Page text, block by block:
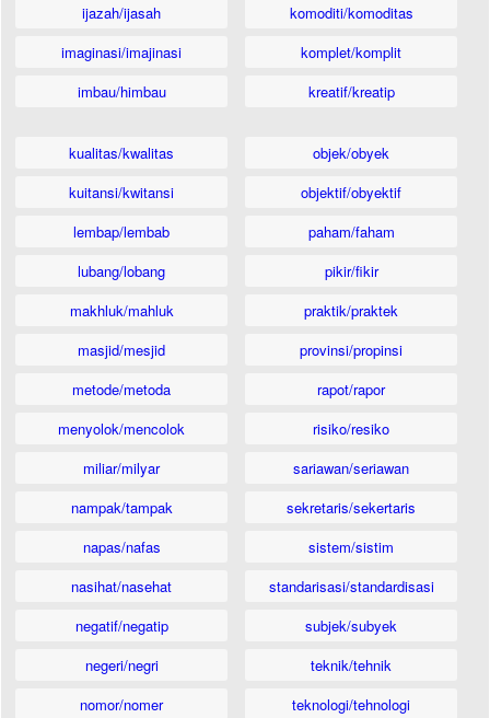
ijazah/ijasah
imaginasi/imajinasi
imbau/himbau
komoditi/komoditas
komplet/komplit
kreatif/kreatip
kualitas/kwalitas
kuitansi/kwitansi
lembap/lembab
lubang/lobang
makhluk/mahluk
masjid/mesjid
metode/metoda
menyolok/mencolok
miliar/milyar
nampak/tampak
napas/nafas
nasihat/nasehat
negatif/negatip
negeri/negri
nomor/nomer
objek/obyek
objektif/obyektif
paham/faham
pikir/fikir
praktik/praktek
provinsi/propinsi
rapot/rapor
risiko/resiko
sariawan/seriawan
sekretaris/sekertaris
sistem/sistim
standarisasi/standardisasi
subjek/subyek
teknik/tehnik
teknologi/tehnologi